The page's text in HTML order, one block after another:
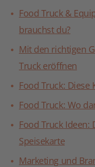
Food Truck &
brauchst du?
Mit den richtigen
Truck eröffnen
Food Truck:
Food Truck: Wo
Food Truck Ideen:
Speisekarte
Marketing und